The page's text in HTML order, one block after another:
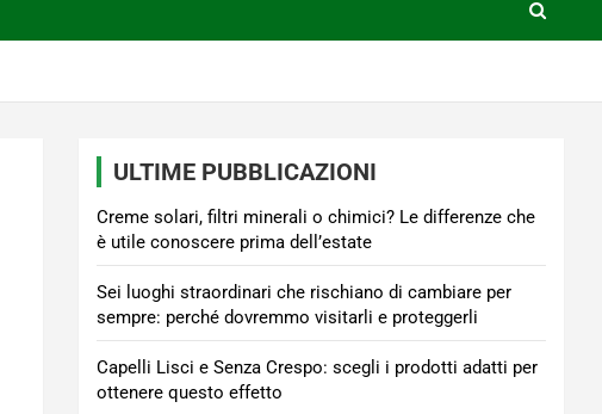
ULTIME PUBBLICAZIONI
Creme solari, filtri minerali o chimici? Le differenze che
è utile conoscere prima dell’estate
Sei luoghi straordinari che rischiano di cambiare per
sempre: perché dovremmo visitarli e proteggerli
Capelli Lisci e Senza Crespo: scegli i prodotti adatti per
ottenere questo effetto